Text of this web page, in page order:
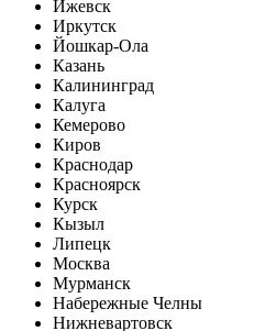
Ижевск
Иркутск
Йошкар-Ола
Казань
Калининград
Калуга
Кемерово
Киров
Краснодар
Красноярск
Курск
Кызыл
Липецк
Москва
Мурманск
Набережные Челны
Нижневартовск